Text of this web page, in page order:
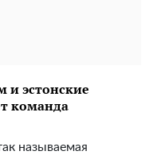
и эстонские
команда
называемая